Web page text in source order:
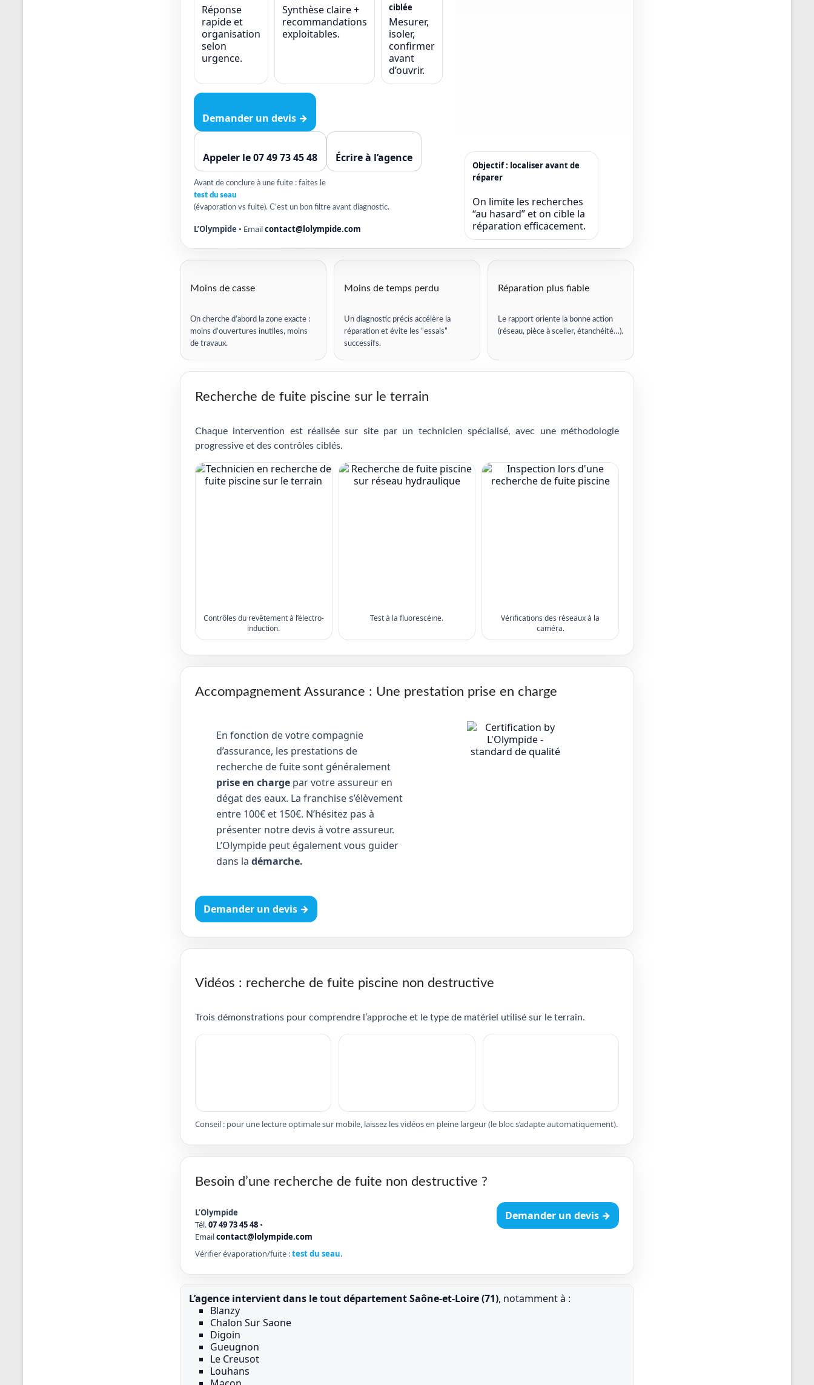
Réponse
rapide et
organisation
selon
urgence.
Synthèse claire +
recommandations
exploitables.
ciblée
Mesurer,
isoler,
confirmer
avant
d’ouvrir.
Demander un devis →
Appeler le 07 49 73 45 48 Écrire à l’agence
Avant de conclure à une fuite : faites le
test du seau
(évaporation vs fuite). C’est un bon filtre avant diagnostic.
L’Olympide • Emailcontact@lolympide.com
Objectif : localiser avant de
réparer
On limite les recherches
“au hasard” et on cible la
réparation efficacement.
Moins de casse
On cherche d’abord la zone exacte :
moins d’ouvertures inutiles, moins
de travaux.
Moins de temps perdu
Un diagnostic précis accélère la
réparation et évite les “essais”
successifs.
Réparation plus fiable
Le rapport oriente la bonne action
(réseau, pièce à sceller, étanchéité…).
Recherche de fuite piscine sur le terrain
Chaque intervention est réalisée sur site par un technicien spécialisé, avec une méthodologie
progressive et des contrôles ciblés.
Contrôles du revêtement à l’électro-
induction.
Test à la fluorescéine.
Vérifications des réseaux à la
caméra.
Accompagnement Assurance : Une prestation prise en charge
En fonction de votre compagnie
d’assurance, les prestations de
recherche de fuite sont généralement
prise en charge par votre assureur en
dégat des eaux. La franchise s’élèvement
entre 100€ et 150€. N’hésitez pas à
présenter notre devis à votre assureur.
L’Olympide peut également vous guider
dans la démarche.
Demander un devis →
Vidéos : recherche de fuite piscine non destructive
Trois démonstrations pour comprendre l’approche et le type de matériel utilisé sur le terrain.
Conseil : pour une lecture optimale sur mobile, laissez les vidéos en pleine largeur (le bloc s’adapte automatiquement).
Besoin d’une recherche de fuite non destructive ?
L’Olympide
Tél.07 49 73 45 48 •
Emailcontact@lolympide.com
Vérifier évaporation/fuite :test du seau.
Demander un devis →
L’agence intervient dans le tout département Saône-et-Loire (71), notamment à :
Blanzy
Chalon Sur Saone
Digoin
Gueugnon
Le Creusot
Louhans